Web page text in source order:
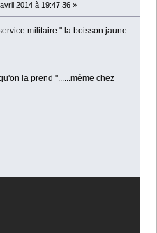
2014 à 19:47:36 »
militaire " la boisson jaune
la prend "......même chez